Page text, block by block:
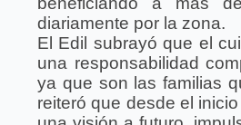
diariamente por la zona.
El Edil subrayó que el
una responsabilidad
ya que son las familias
reiteró que desde el